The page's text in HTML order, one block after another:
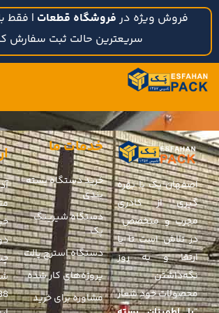
فروش ویژه در فروشگاه قطعات | فقط
سریعترین حالت ثبت سفارش
اصفهان پک با بهره
گیری از کادری
مجرب و متخصص
در تلاش است تا با
ارتقا و به روز
نگه‌داشتن
محصولات خود شعار
خدمات ما
خرید دستگاه بسته
بندی
دستگاه شیرینگ
پک
دستگاه استرچ پالت
پروژه‌های کار شده
مشاوره برای خرید